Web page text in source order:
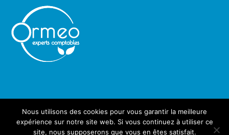
©2019 - Arôme -
Nous utilisons des cookies pour vous garantir la meilleure
expérience sur notre site web. Si vous continuez à utiliser ce
site, nous supposerons que vous en êtes satisfait.